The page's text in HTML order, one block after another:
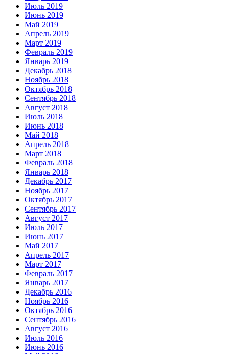
Июль 2019
Июнь 2019
Май 2019
Апрель 2019
Март 2019
Февраль 2019
Январь 2019
Декабрь 2018
Ноябрь 2018
Октябрь 2018
Сентябрь 2018
Август 2018
Июль 2018
Июнь 2018
Май 2018
Апрель 2018
Март 2018
Февраль 2018
Январь 2018
Декабрь 2017
Ноябрь 2017
Октябрь 2017
Сентябрь 2017
Август 2017
Июль 2017
Июнь 2017
Май 2017
Апрель 2017
Март 2017
Февраль 2017
Январь 2017
Декабрь 2016
Ноябрь 2016
Октябрь 2016
Сентябрь 2016
Август 2016
Июль 2016
Июнь 2016